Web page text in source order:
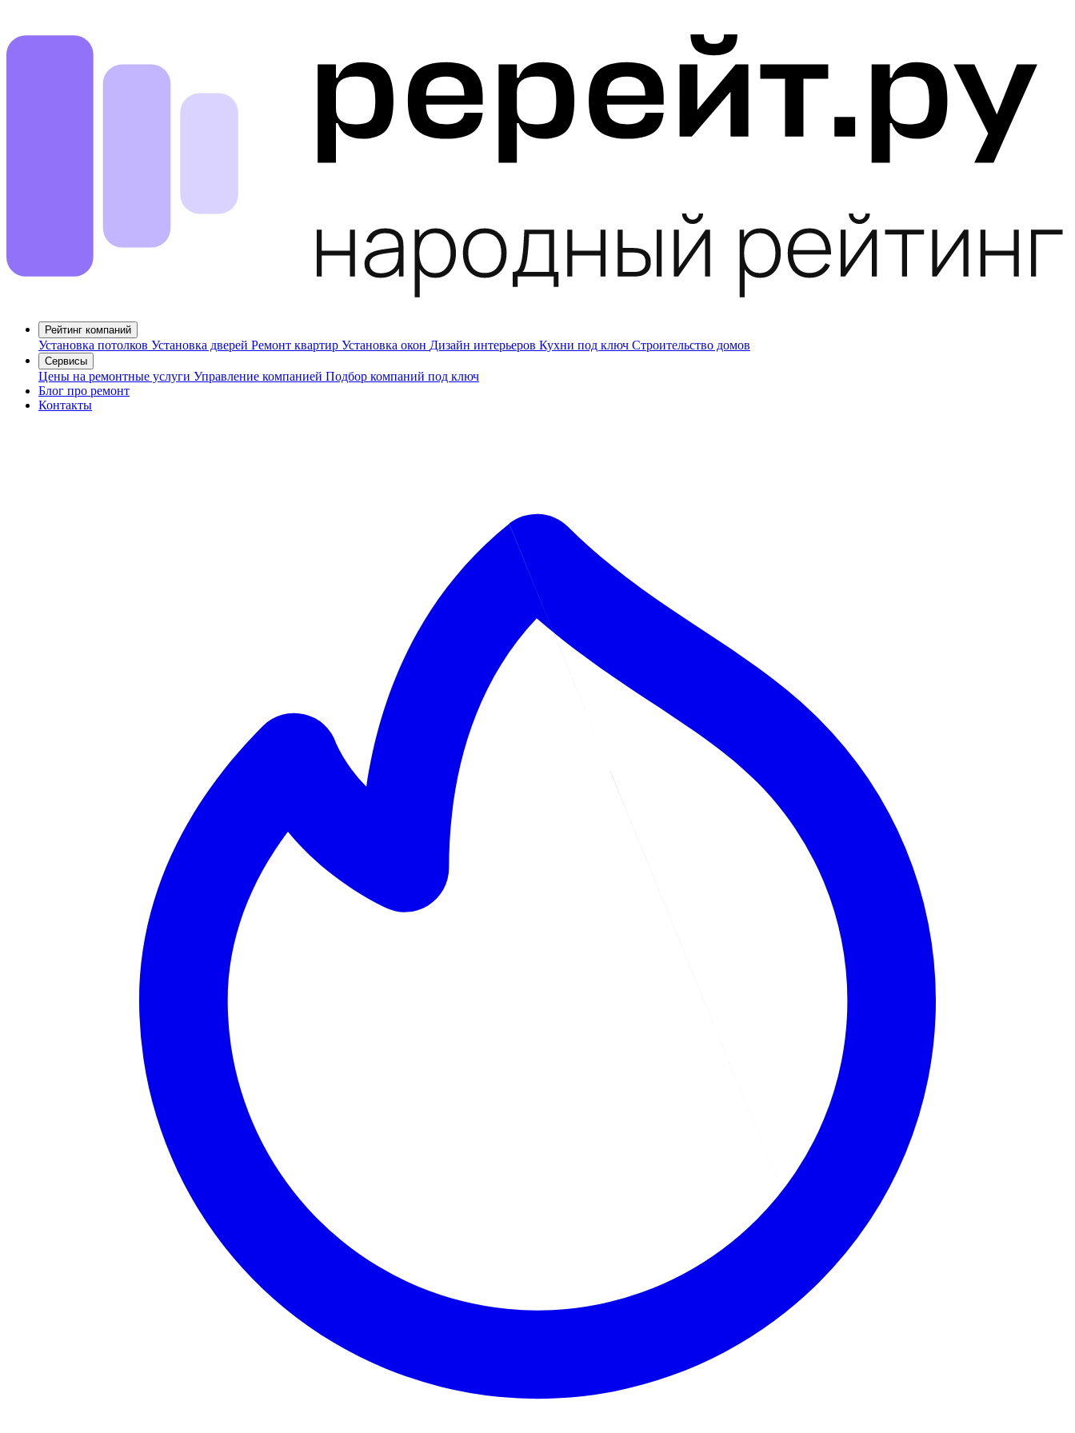
Рейтинг компаний
Установка потолков Установка дверей Ремонт квартир Установка окон Дизайн интерьеров Кухни под ключ Строительство домов
Сервисы
Цены на ремонтные услуги Управление компанией Подбор компаний под ключ
Блог про ремонт
Контакты